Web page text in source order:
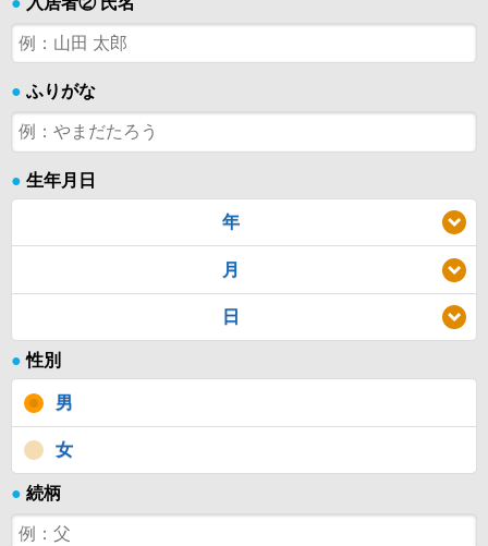
● ふりがな
● 生年月日
年
月
日
● 性別
男
女
● 続柄